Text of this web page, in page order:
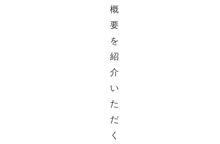
概
要
を
紹
介
い
た
だ
く